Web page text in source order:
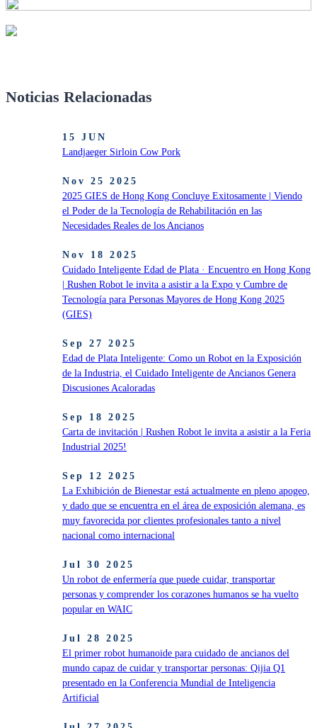
Noticias Relacionadas
15 JUN
Landjaeger Sirloin Cow Pork
Nov 25 2025
2025 GIES de Hong Kong Concluye Exitosamente | Viendo
el Poder de la Tecnología de Rehabilitación en las
Necesidades Reales de los Ancianos
Nov 18 2025
Cuidado Inteligente Edad de Plata · Encuentro en Hong Kong
| Rushen Robot le invita a asistir a la Expo y Cumbre de
Tecnología para Personas Mayores de Hong Kong 2025
(GIES)
Sep 27 2025
Edad de Plata Inteligente: Como un Robot en la Exposición
de la Industria, el Cuidado Inteligente de Ancianos Genera
Discusiones Acaloradas
Sep 18 2025
Carta de invitación | Rushen Robot le invita a asistir a la Feria
Industrial 2025!
Sep 12 2025
La Exhibición de Bienestar está actualmente en pleno apogeo,
y dado que se encuentra en el área de exposición alemana, es
muy favorecida por clientes profesionales tanto a nivel
nacional como internacional
Jul 30 2025
Un robot de enfermería que puede cuidar, transportar
personas y comprender los corazones humanos se ha vuelto
popular en WAIC
Jul 28 2025
El primer robot humanoide para cuidado de ancianos del
mundo capaz de cuidar y transportar personas: Qijia Q1
presentado en la Conferencia Mundial de Inteligencia
Artificial